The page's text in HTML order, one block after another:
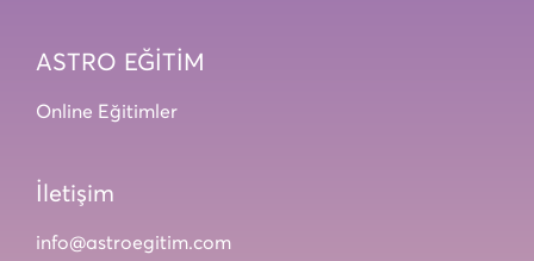
ASTRO EĞİTİM
Online Eğitimler
İletişim
info@astroegitim.com